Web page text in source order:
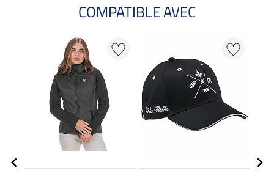
COMPATIBLE AVEC